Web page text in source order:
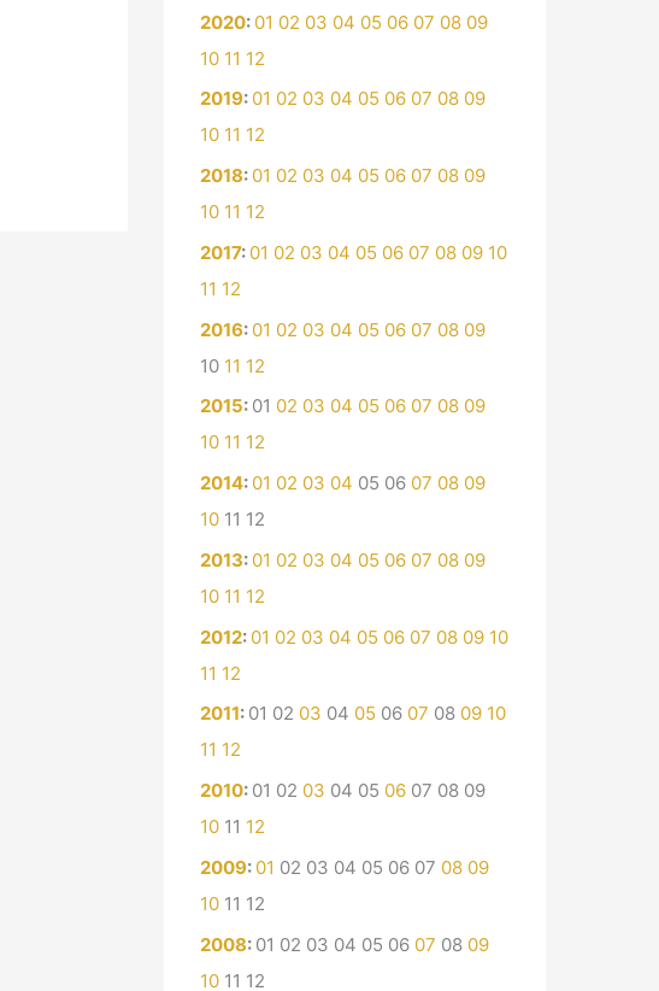
2020: 01 02 03 04 05 06 07 08 09
10 11 12
2019: 01 02 03 04 05 06 07 08 09
10 11 12
2018: 01 02 03 04 05 06 07 08 09
10 11 12
2017: 01 02 03 04 05 06 07 08 09 10
11 12
2016: 01 02 03 04 05 06 07 08 09
10 11 12
2015: 01 02 03 04 05 06 07 08 09
10 11 12
2014: 01 02 03 04 05 06 07 08 09
10 11 12
2013: 01 02 03 04 05 06 07 08 09
10 11 12
2012: 01 02 03 04 05 06 07 08 09 10
11 12
2011: 01 02 03 04 05 06 07 08 09 10
11 12
2010: 01 02 03 04 05 06 07 08 09
10 11 12
2009: 01 02 03 04 05 06 07 08 09
10 11 12
2008: 01 02 03 04 05 06 07 08 09
10 11 12